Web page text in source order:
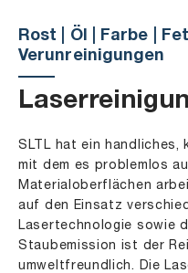
Rost | Öl | Farbe |
Verunreinigungen
SLTL hat ein handliches,
mit dem es problemlos
Materialoberflächen
auf den Einsatz
Lasertechnologie sowie
Staubemission ist der
umweltfreundlich. Die